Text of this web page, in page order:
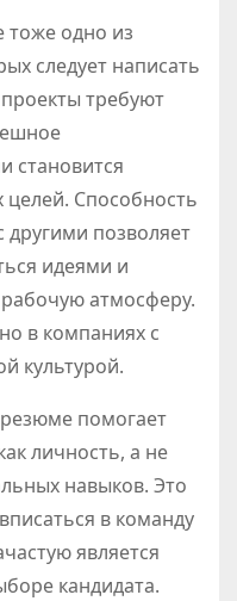
тоже одно из
следует написать
требуют
становится
Способность
другими позволяет
идеями и
атмосферу.
в компаниях с
культурой.
помогает
личность, а не
навыков. Это
в команду
является
кандидата.